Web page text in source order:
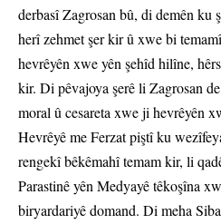
derbasî Zagrosan bû, di demên ku
herî zehmet şer kir û xwe bi
hevrêyên xwe yên şehîd hilîne,
kir. Di pêvajoya şerê li Zagrosan
moral û cesareta xwe ji hevrêyên
Hevrêyê me Ferzat piştî ku
rengekî bêkêmahî temam kir, li
Parastinê yên Medyayê têkoşîna
biryardariyê domand. Di meha